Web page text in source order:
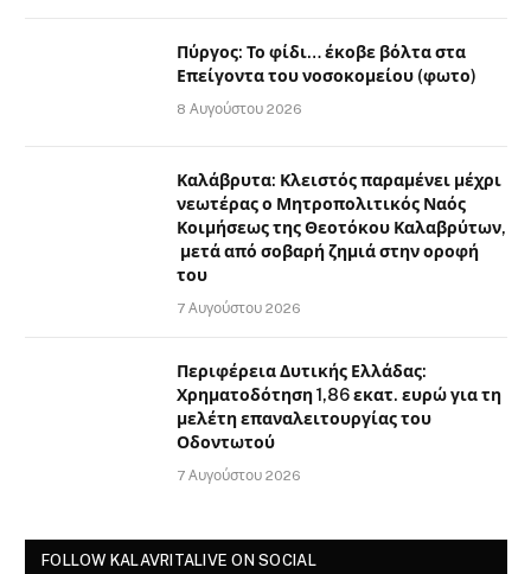
Πύργος: Το φίδι… έκοβε βόλτα στα
Επείγοντα του νοσοκομείου (φωτο)
8 Αυγούστου 2026
Καλάβρυτα: Κλειστός παραμένει μέχρι
νεωτέρας ο Μητροπολιτικός Ναός
Κοιμήσεως της Θεοτόκου Καλαβρύτων,
μετά από σοβαρή ζημιά στην οροφή
του
7 Αυγούστου 2026
Περιφέρεια Δυτικής Ελλάδας:
Χρηματοδότηση 1,86 εκατ. ευρώ για τη
μελέτη επαναλειτουργίας του
Οδοντωτού
7 Αυγούστου 2026
FOLLOW KALAVRITALIVE ON SOCIAL